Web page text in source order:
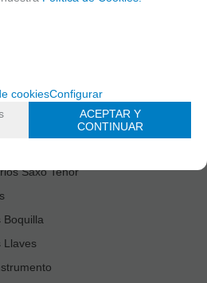
Saxo Tenor
Boquilla
Llaves
cookiesConfigurar
ACEPTAR Y
CONTINUAR